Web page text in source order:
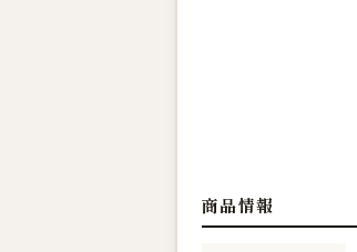
商品情報